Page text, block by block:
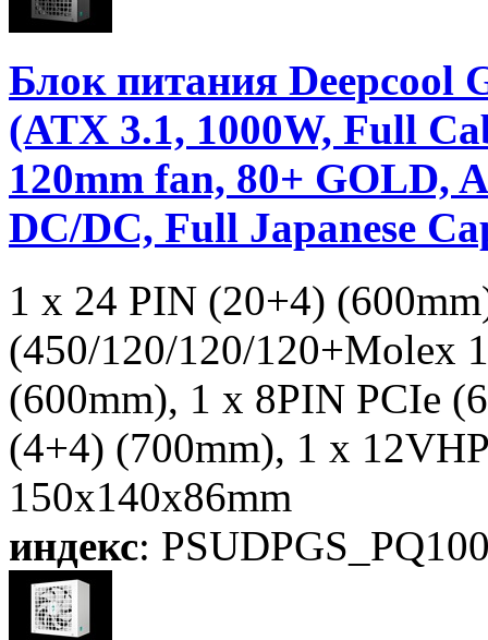
Блок питания Deepcool
(ATX 3.1, 1000W, Full
120mm fan, 80+ GOLD,
DC/DC, Full Japanese
1 x 24 PIN (20+4)
(450/120/120/120+Molex
(600mm), 1 x 8PIN PCIe
(4+4) (700mm), 1 x
150x140x86mm
индекс: